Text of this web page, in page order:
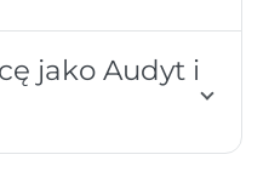
jako Audyt i